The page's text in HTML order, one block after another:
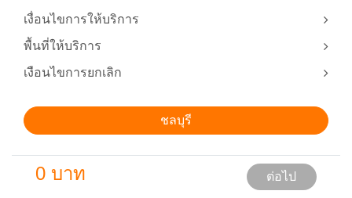
เงื่อนไขการให้บริการ
พื้นที่ให้บริการ
เงือนไขการยกเลิก
ชลบุรี
0 บาท ต่อไป